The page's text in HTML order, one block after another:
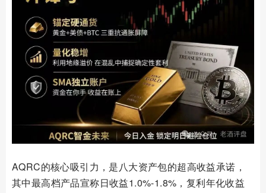
AQRC的核心吸引力，是八大资产包的超高收益承诺，
其中最高档产品宣称日收益1.0%-1.8%，复利年化收益